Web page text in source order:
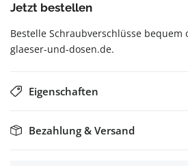
Jetzt bestellen
Bestelle Schraubverschlüsse bequem
glaeser-und-dosen.de.
Eigenschaften
Bezahlung & Versand